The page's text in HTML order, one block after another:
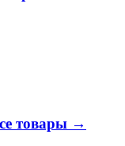
товары →